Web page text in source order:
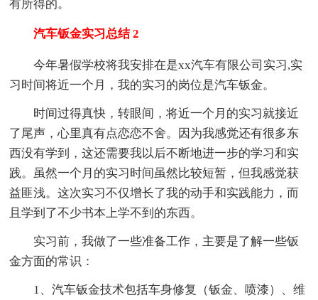
有所得的。
汽车钣金实习总结 2
今年暑假学校将我安排在是xx汽车有限公司实习,实
习时间将近一个月，我的实习的岗位是汽车钣金。
时间过得真快，转眼间，将近一个月的实习就接近
了尾声，心里真有点恋恋不舍。因为我感觉还有很多东
西没有学到，这还需要我以后不断地进一步的学习和实
践。虽然一个月的实习时间虽然比较短暂，但我感觉获
益匪浅。这次实习不仅增长了我的动手和实践能力，而
且学到了不少书本上学不到的东西。
实习前，我做了一些准备工作，主要是了解一些钣
金方面的常识：
1、汽车钣金技术包括车身修复（钣金、喷漆）、维